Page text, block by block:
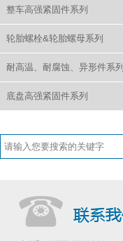
整车高强紧固件系列
轮胎螺栓&轮胎螺母系列
耐高温、耐腐蚀、异形件系列
底盘高强紧固件系列